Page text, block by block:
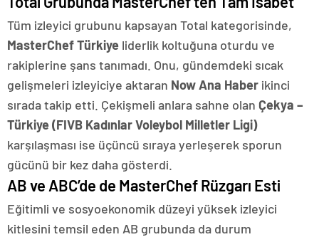
Tüm izleyici grubunu kapsayan Total kategorisinde,
MasterChef Türkiye liderlik koltuğuna oturdu ve
rakiplerine şans tanımadı. Onu, gündemdeki sıcak
gelişmeleri izleyiciye aktaran Now Ana Haber ikinci
sırada takip etti. Çekişmeli anlara sahne olan Çekya –
Türkiye (FIVB Kadınlar Voleybol Milletler Ligi)
karşılaşması ise üçüncü sıraya yerleşerek sporun
gücünü bir kez daha gösterdi.
AB ve ABC’de de MasterChef Rüzgarı Esti
Eğitimli ve sosyoekonomik düzeyi yüksek izleyici
kitlesini temsil eden AB grubunda da durum